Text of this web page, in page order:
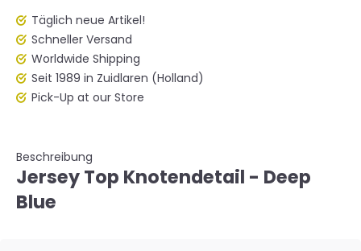
Täglich neue Artikel!
Schneller Versand
Worldwide Shipping
Seit 1989 in Zuidlaren (Holland)
Pick-Up at our Store
Beschreibung
Jersey Top Knotendetail - Deep
Blue